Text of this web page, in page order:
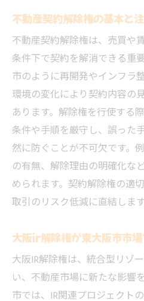
不動産契約解除権の基本と
不動産契約解除権は、売買や
条件下で契約を解消できる重
市のように再開発やインフラ
環境の変化により契約内容の
あります。解除権を行使する
条件や手順を厳守し、誤った
然に防ぐことが不可欠です。
の有無、解除理由の明確化な
められます。契約解除権の適
取引のリスク低減に直結します
大阪ir解除権が東大阪市市
大阪IR解除権は、統合型リゾ
い、不動産市場に新たな影響
市では、IR関連プロジェクト